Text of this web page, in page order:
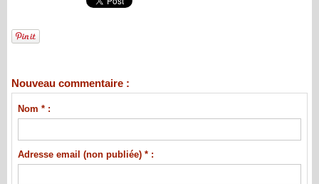
Nouveau commentaire :
Nom * :
Adresse email (non publiée) * :